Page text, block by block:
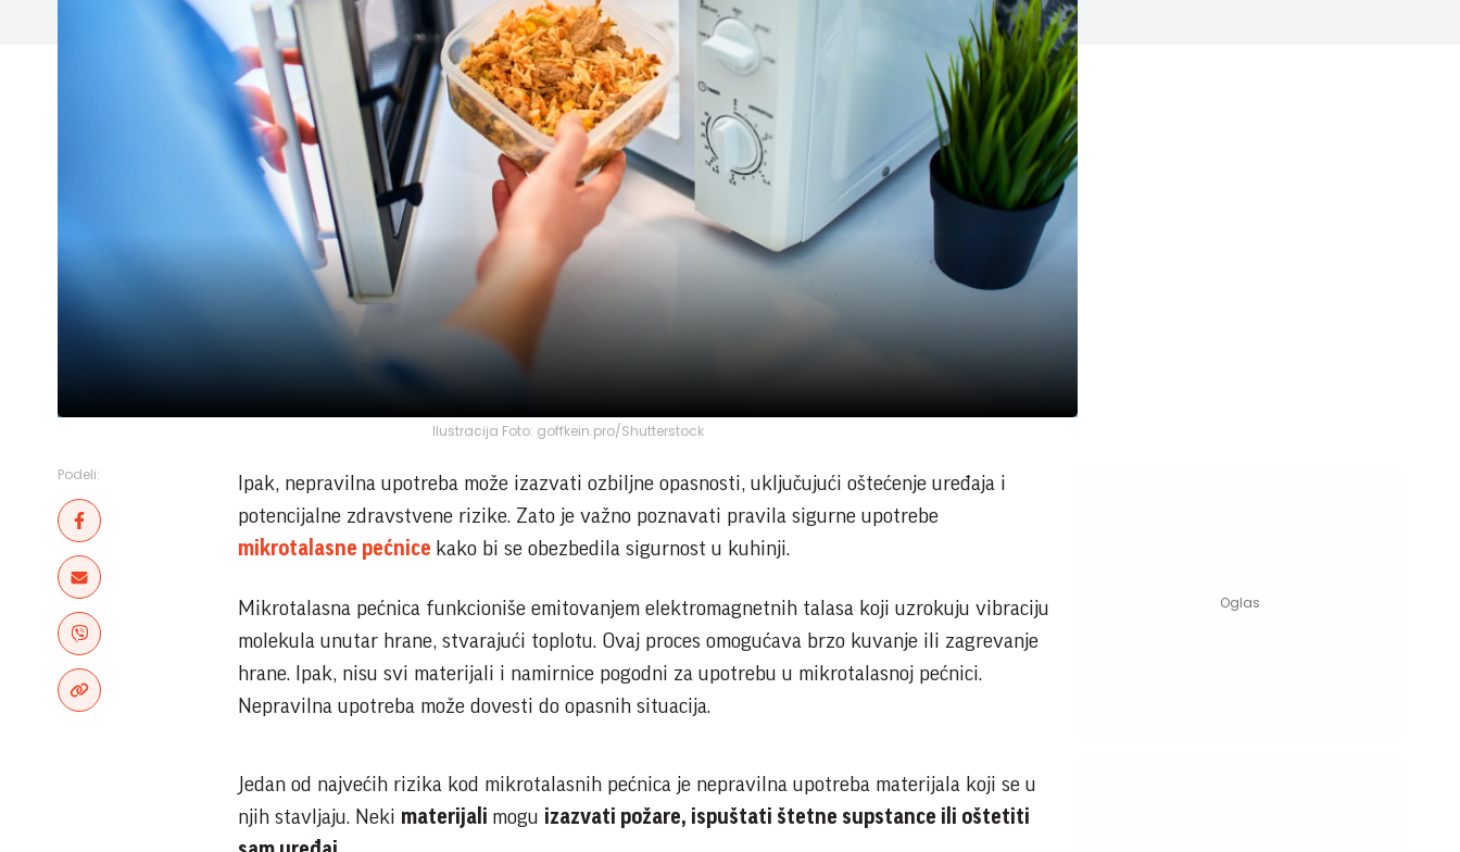
Ilustracija Foto: goffkein.pro/Shutterstock
Podeli:
Ipak, nepravilna upotreba može izazvati ozbiljne opasnosti, uključujući oštećenje uređaja i
potencijalne zdravstvene rizike. Zato je važno poznavati pravila sigurne upotrebe
mikrotalasne pećnice kako bi se obezbedila sigurnost u kuhinji.
Mikrotalasna pećnica funkcioniše emitovanjem elektromagnetnih talasa koji uzrokuju vibraciju
molekula unutar hrane, stvarajući toplotu. Ovaj proces omogućava brzo kuvanje ili zagrevanje
hrane. Ipak, nisu svi materijali i namirnice pogodni za upotrebu u mikrotalasnoj pećnici.
Nepravilna upotreba može dovesti do opasnih situacija.
Jedan od najvećih rizika kod mikrotalasnih pećnica je nepravilna upotreba materijala koji se u
njih stavljaju. Neki materijali mogu izazvati požare, ispuštati štetne supstance ili oštetiti